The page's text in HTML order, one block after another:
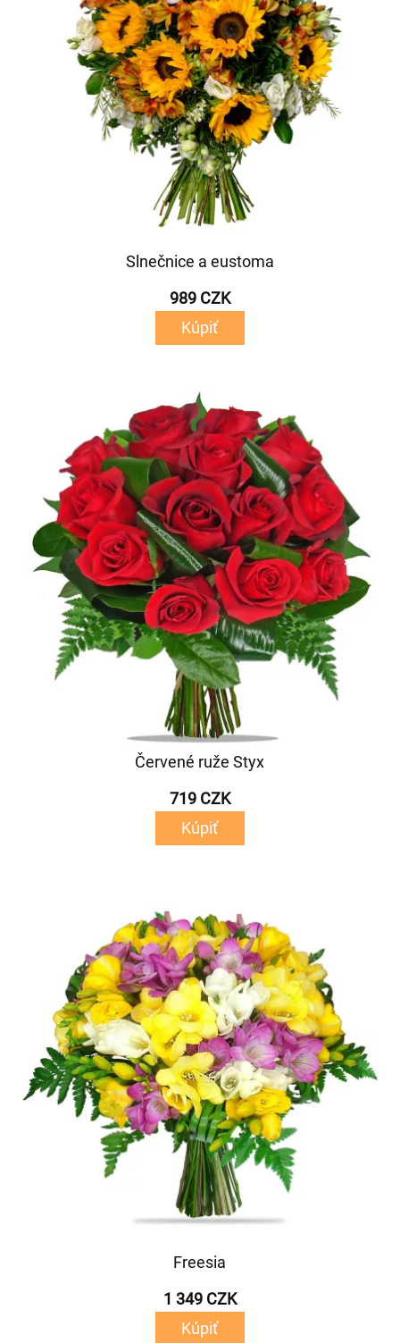
Slnečnice a eustoma
989 CZK
Kúpiť
Červené ruže Styx
719 CZK
Kúpiť
Freesia
1 349 CZK
Kúpiť